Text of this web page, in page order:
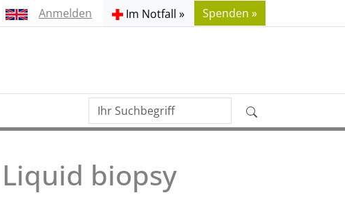
Anmelden Im Notfall » Spenden »
Ihr
Suchbegriff
Erweiterte
Suche
Liquid biopsy